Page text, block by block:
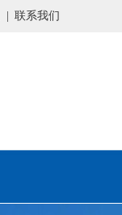
联系我们